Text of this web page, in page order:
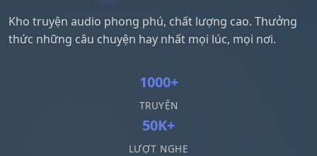
Kho truyện audio phong phú, chất lượng cao. Thưởng
thức những câu chuyện hay nhất mọi lúc, mọi nơi.
1000+
TRUYỆN
50K+
LƯỢT NGHE